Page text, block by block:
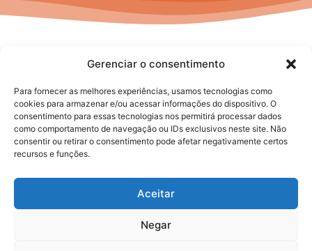
Gerenciar o consentimento
Para fornecer as melhores experiências, usamos tecnologias como
cookies para armazenar e/ou acessar informações do dispositivo. O
consentimento para essas tecnologias nos permitirá processar dados
como comportamento de navegação ou IDs exclusivos neste site. Não
consentir ou retirar o consentimento pode afetar negativamente certos
recursos e funções.
Aceitar
Negar
No posts to display